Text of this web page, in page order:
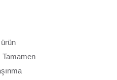
Tamamen